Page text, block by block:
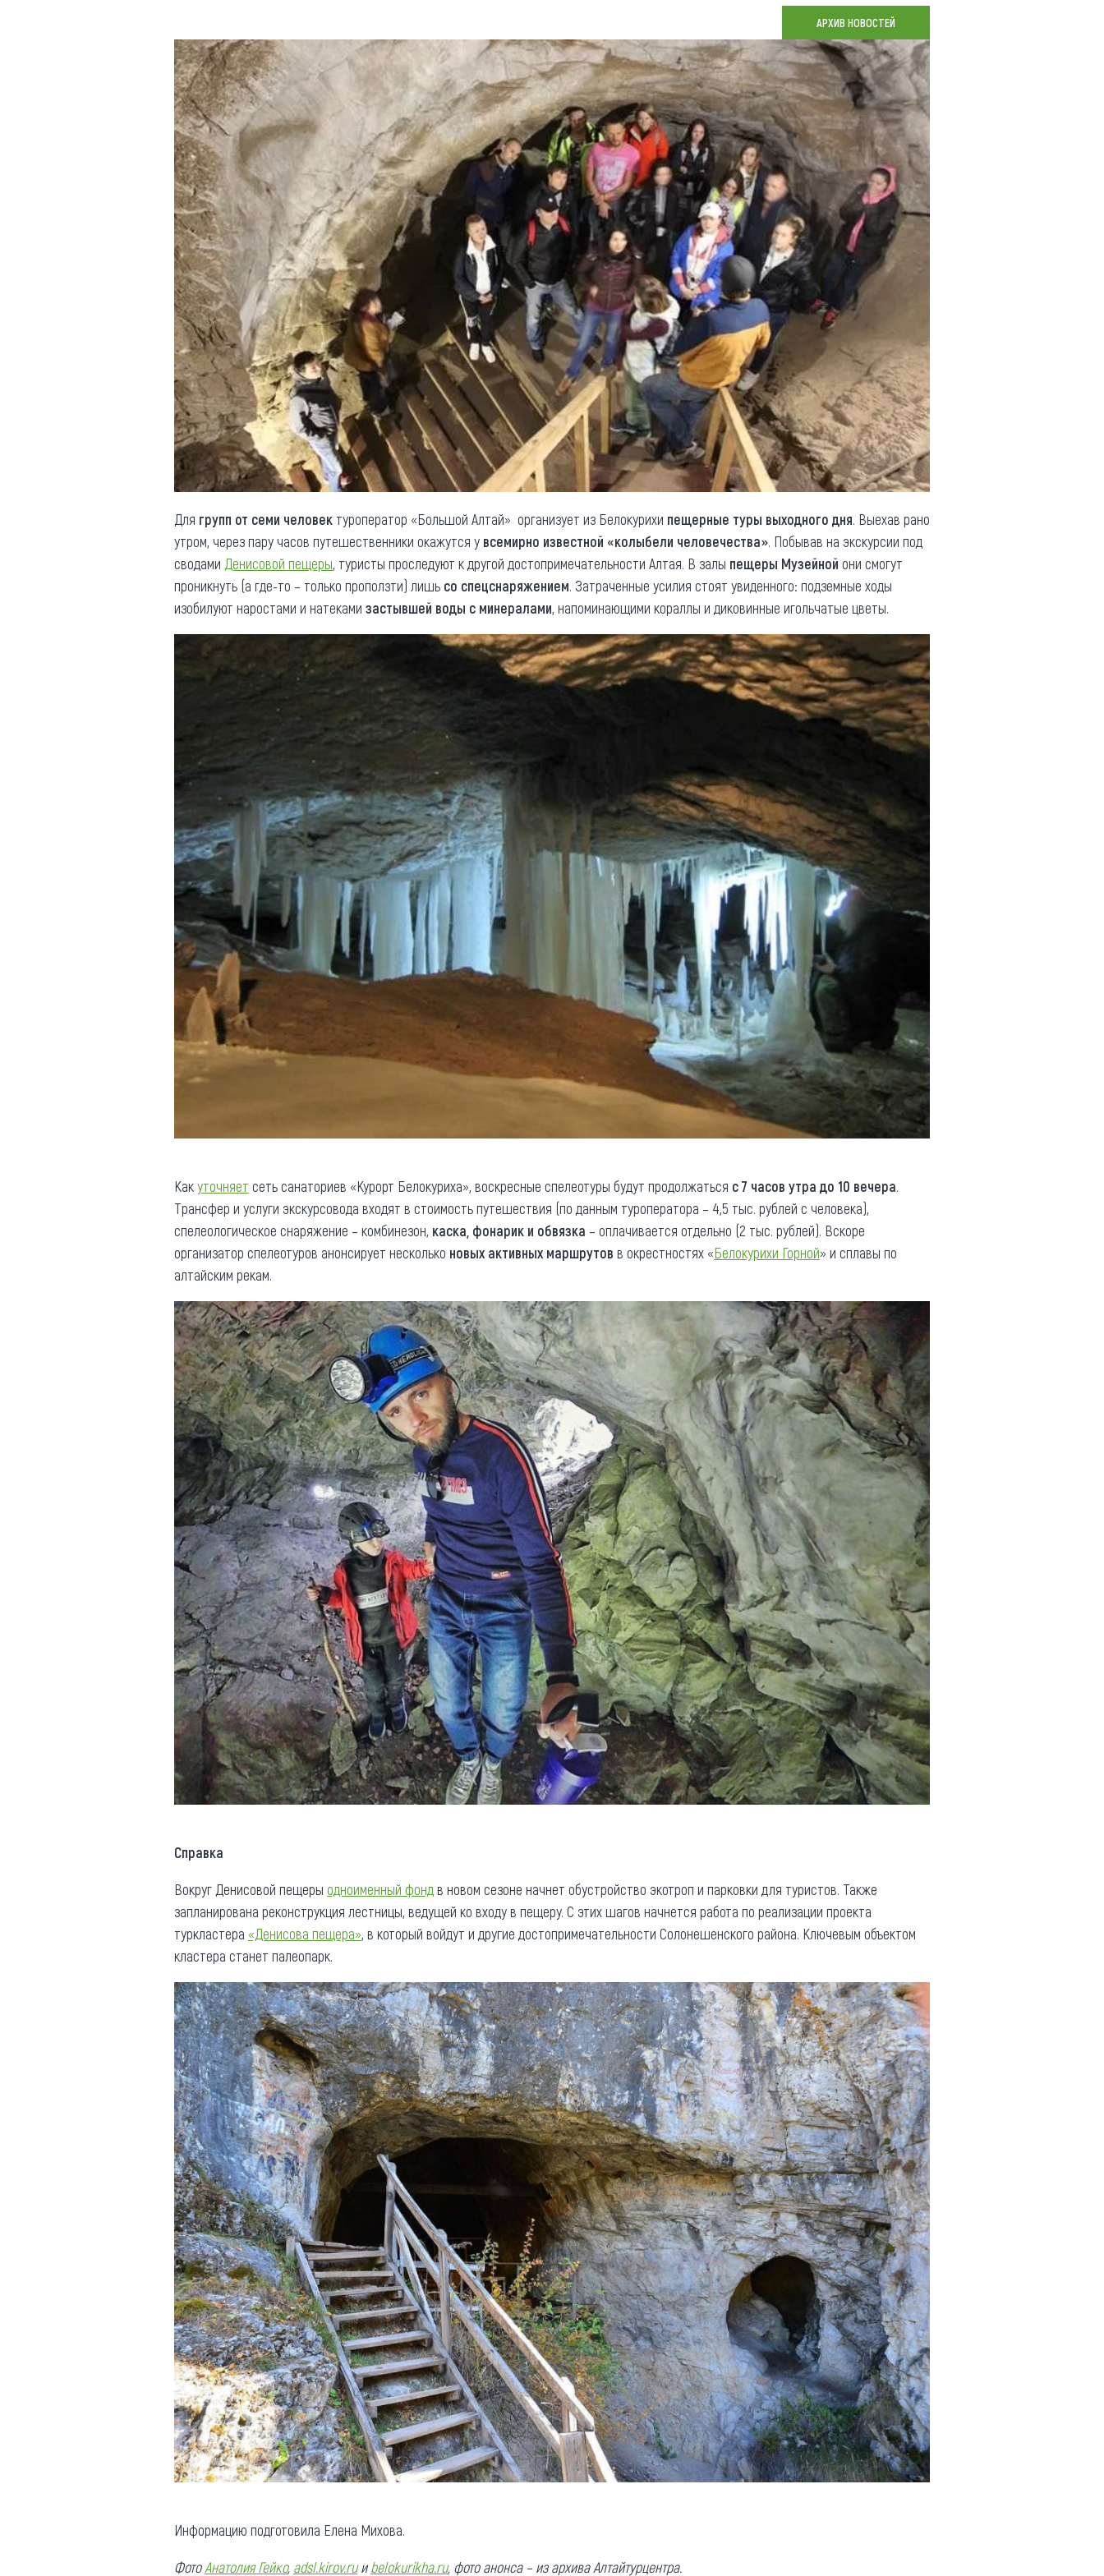
Придорожные кафе
Новости
Что привезти (сувениры)
Общая информация
Как добраться
Люди, прославившие Алтай
Карты и буклеты
Коллекция впечатлений
Блог путешественника
Видеогалерея
Фотогалерея
Другие рубрики
Реестр туроператоров
Реестр туристических
агентств Алтайского края
Обращения граждан
Противодействие коррупции
АРХИВ НОВОСТЕЙ
Для групп от семи человек туроператор «Большой Алтай» организует из Белокурихи пещерные туры выходного дня. Выехав рано
утром, через пару часов путешественники окажутся у всемирно известной «колыбели человечества». Побывав на экскурсии под
сводами Денисовой пещеры, туристы проследуют к другой достопримечательности Алтая. В залы пещеры Музейной они смогут
проникнуть (а где-то – только проползти) лишь со спецснаряжением. Затраченные усилия стоят увиденного: подземные ходы
изобилуют наростами и натеками застывшей воды с минералами, напоминающими кораллы и диковинные игольчатые цветы.
Какуточняет сеть санаториев «Курорт Белокуриха», воскресные спелеотуры будут продолжаться с 7 часов утра до 10 вечера.
Трансфер и услуги экскурсовода входят в стоимость путешествия (по данным туроператора – 4,5 тыс. рублей с человека),
спелеологическое снаряжение – комбинезон, каска, фонарик и обвязка – оплачивается отдельно (2 тыс. рублей). Вскоре
организатор спелеотуров анонсирует несколько новых активных маршрутов в окрестностях «Белокурихи Горной» и сплавы по
алтайским рекам.
Справка
Вокруг Денисовой пещеры одноименный фонд в новом сезоне начнет обустройство экотроп и парковки для туристов. Также
запланирована реконструкция лестницы, ведущей ко входу в пещеру. С этих шагов начнется работа по реализации проекта
туркластера «Денисова пещера», в который войдут и другие достопримечательности Солонешенского района. Ключевым объектом
кластера станет палеопарк.
Информацию подготовила Елена Михова.
ФотоАнатолия Гейко, adsl.kirov.ruиbelokurikha.ru, фото анонса – из архива Алтайтурцентра.